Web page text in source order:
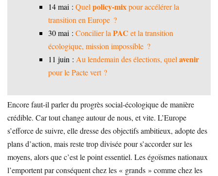
14 mai : Quelpolicy-mixpour accélérer la
transition en Europe ?
30 mai : Concilier laPAC et la transition
écologique, mission impossible ?
11 juin : Au lendemain des élections, quelavenir
pour le Pacte vert ?
Encore faut-il parler du progrès social-écologique de manière
crédible. Car tout change autour de nous, et vite. L’Europe
s’efforce de suivre, elle dresse des objectifs ambitieux, adopte des
plans d’action, mais reste trop divisée pour s’accorder sur les
moyens, alors que c’est le point essentiel. Les égoïsmes nationaux
l’emportent par conséquent chez les « grands » comme chez les